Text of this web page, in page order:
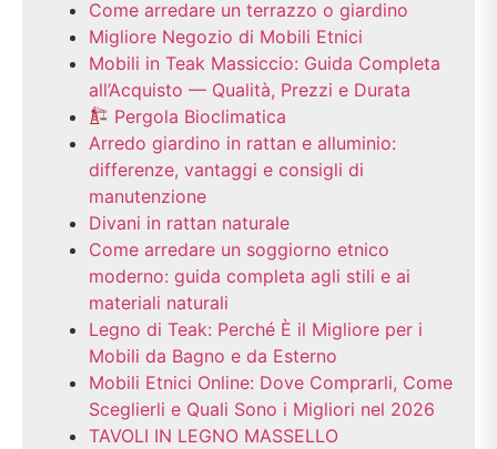
Come arredare un terrazzo o giardino
Migliore Negozio di Mobili Etnici
Mobili in Teak Massiccio: Guida Completa
all’Acquisto — Qualità, Prezzi e Durata
Pergola Bioclimatica
Arredo giardino in rattan e alluminio:
differenze, vantaggi e consigli di
manutenzione
Divani in rattan naturale
Come arredare un soggiorno etnico
moderno: guida completa agli stili e ai
materiali naturali
Legno di Teak: Perché È il Migliore per i
Mobili da Bagno e da Esterno
Mobili Etnici Online: Dove Comprarli, Come
Sceglierli e Quali Sono i Migliori nel 2026
TAVOLI IN LEGNO MASSELLO